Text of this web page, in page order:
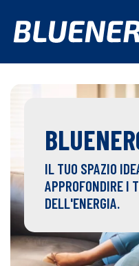
IL TUO SPAZIO
APPROFONDIRE I
DELL'ENERGIA.